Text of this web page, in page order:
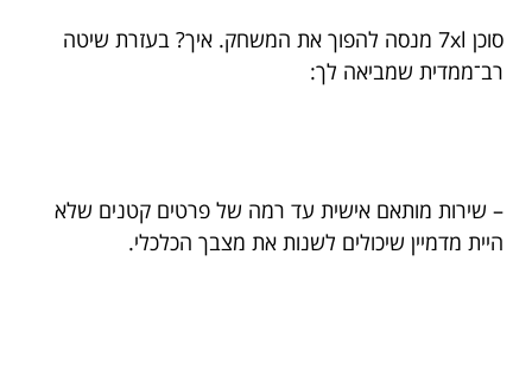
סוכן 7xl מנסה להפוך את המשחק. איך? בעזרת שיטה
רב־ממדית שמביאה לך:
– שירות מותאם אישית עד רמה של פרטים קטנים שלא
היית מדמיין שיכולים לשנות את מצבך הכלכלי.